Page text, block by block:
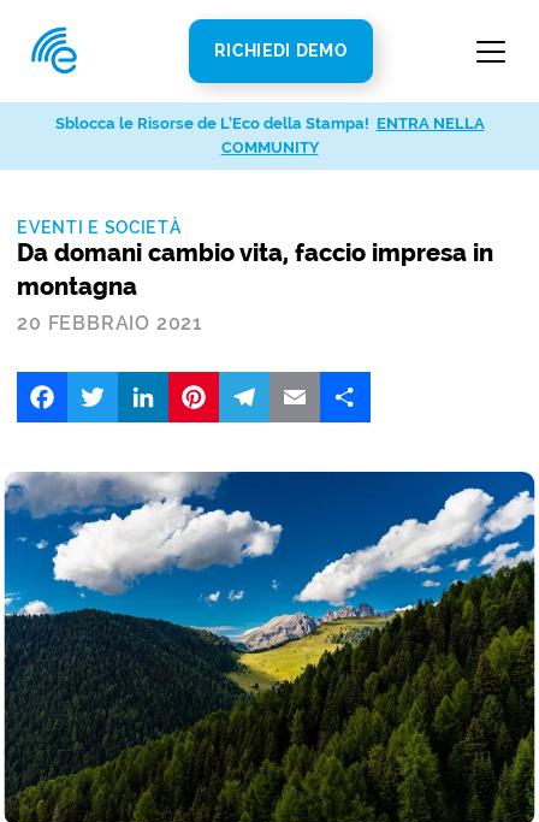
RICHIEDI DEMO
EVENTI E SOCIETÀ
Da domani cambio vita, faccio impresa in
montagna
20 FEBBRAIO 2021
FacebookTwitter LinkedIn
Sblocca le Risorse de L’Eco della Stampa! ENTRA NELLA
COMMUNITY